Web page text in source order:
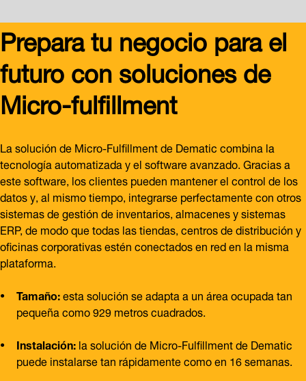
Prepara tu negocio para el
futuro con soluciones de
Micro-fulfillment
La solución de Micro-Fulfillment de Dematic combina la
tecnología automatizada y el software avanzado. Gracias a
este software, los clientes pueden mantener el control de los
datos y, al mismo tiempo, integrarse perfectamente con otros
sistemas de gestión de inventarios, almacenes y sistemas
ERP, de modo que todas las tiendas, centros de distribución y
oficinas corporativas estén conectados en red en la misma
plataforma.
Tamaño:esta solución se adapta a un área ocupada tan
pequeña como 929 metros cuadrados.
Instalación:la solución de Micro-Fulfillment de Dematic
puede instalarse tan rápidamente como en 16 semanas.